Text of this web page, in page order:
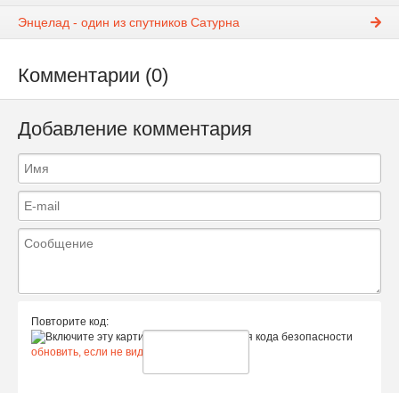
Энцелад - один из спутников Сатурна
Комментарии (0)
Добавление комментария
Повторите код:
обновить, если не виден код